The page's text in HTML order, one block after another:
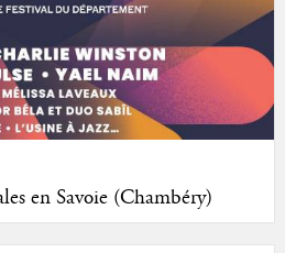
en Savoie (Chambéry)